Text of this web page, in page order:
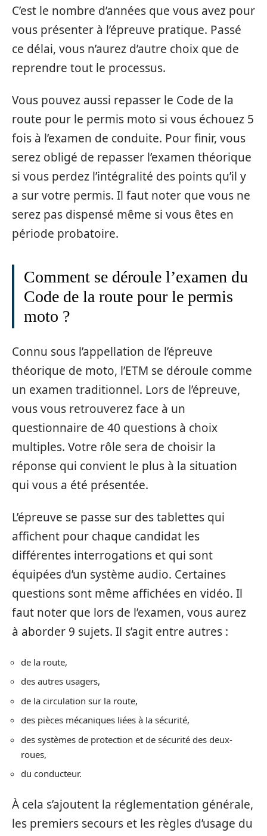
C’est le nombre d’années que vous avez pour
vous présenter à l’épreuve pratique. Passé
ce délai, vous n’aurez d’autre choix que de
reprendre tout le processus.
Vous pouvez aussi repasser le Code de la
route pour le permis moto si vous échouez 5
fois à l’examen de conduite. Pour finir, vous
serez obligé de repasser l’examen théorique
si vous perdez l’intégralité des points qu’il y
a sur votre permis. Il faut noter que vous ne
serez pas dispensé même si vous êtes en
période probatoire.
Comment se déroule l’examen du
Code de la route pour le permis
moto ?
Connu sous l’appellation de l’épreuve
théorique de moto, l’ETM se déroule comme
un examen traditionnel. Lors de l’épreuve,
vous vous retrouverez face à un
questionnaire de 40 questions à choix
multiples. Votre rôle sera de choisir la
réponse qui convient le plus à la situation
qui vous a été présentée.
L’épreuve se passe sur des tablettes qui
affichent pour chaque candidat les
différentes interrogations et qui sont
équipées d’un système audio. Certaines
questions sont même affichées en vidéo. Il
faut noter que lors de l’examen, vous aurez
à aborder 9 sujets. Il s’agit entre autres :
de la route,
des autres usagers,
de la circulation sur la route,
des pièces mécaniques liées à la sécurité,
des systèmes de protection et de sécurité des deux-
roues,
du conducteur.
À cela s’ajoutent la réglementation générale,
les premiers secours et les règles d’usage du